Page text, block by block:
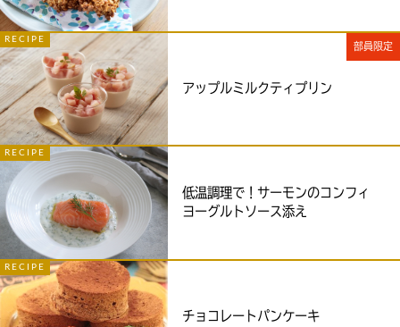
RECIPE
部員限定
アップルミルクティプリン
RECIPE
低温調理で！サーモンのコンフィ
ヨーグルトソース添え
RECIPE
チョコレートパンケーキ